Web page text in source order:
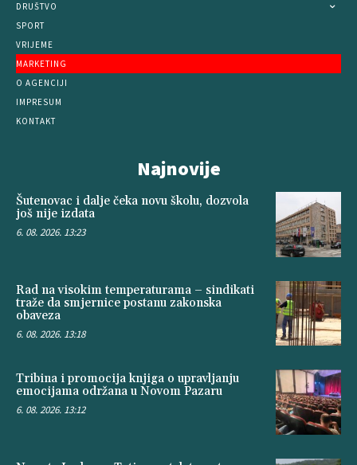
DRUŠTVO
SPORT
VRIJEME
MARKETING
O AGENCIJI
IMPRESUM
KONTAKT
Najnovije
Šutenovac i dalje čeka novu školu, dozvola
još nije izdata
6. 08. 2026. 13:23
Rad na visokim temperaturama – sindikati
traže da smjernice postanu zakonska
obaveza
6. 08. 2026. 13:18
Tribina i promocija knjiga o upravljanju
emocijama održana u Novom Pazaru
6. 08. 2026. 13:12